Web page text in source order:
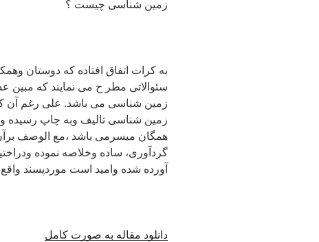
زمین شناسی چیست ؟
به کرات اتفاق افتاده که دوستان
سئوالاتی مطر ح می نمایند که مبین
زمین شناسی می باشد. علی رغم آن
زمین شناسی تالیف وبه چاپ رسیده
همگان میسرمی باشد ،مع الوصف
گردآوری، ساده وخلاصه نموده
آورده شده وامید است موردپسند
دانلود مقاله به صورت کامل